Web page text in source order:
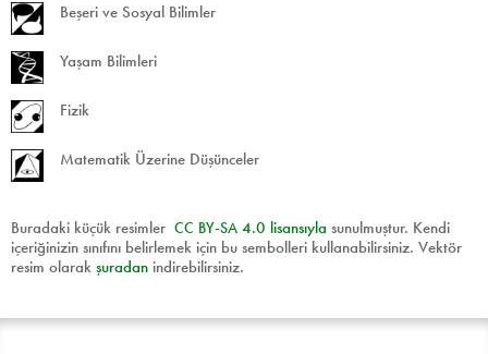
Beşeri ve Sosyal Bilimler
Yaşam Bilimleri
Fizik
Matematik Üzerine Düşünceler
Buradaki küçük resimler CC BY-SA 4.0 lisansıyla sunulmuştur. Kendi
içeriğinizin sınıfını belirlemek için bu sembolleri kullanabilirsiniz. Vektör
resim olarak şuradan indirebilirsiniz.